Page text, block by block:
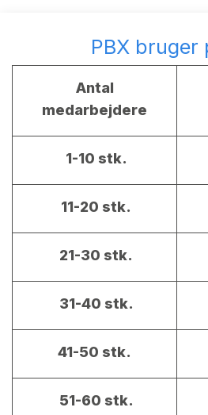
PBX bruger
Antal
medarbejdere
1-10 stk.
11-20 stk.
21-30 stk.
31-40 stk.
41-50 stk.
51-60 stk.